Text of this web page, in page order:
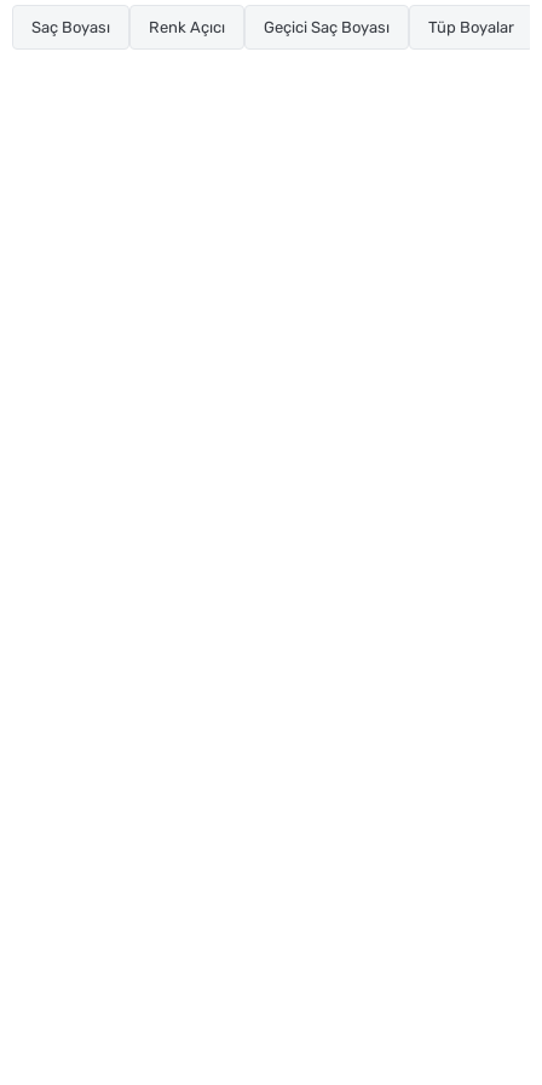
Saç Boyası Renk Açıcı Geçici Saç Boyası Tüp Boyalar